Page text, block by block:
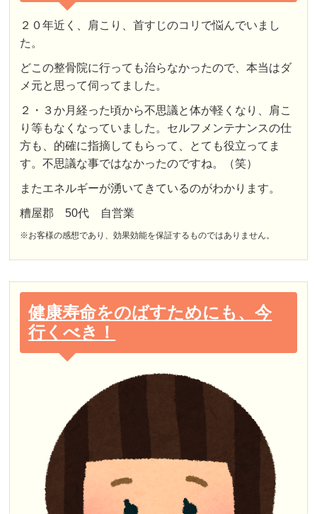
２０年近く、肩こり、首すじのコリで悩んでいまし
た。
どこの整骨院に行っても治らなかったので、本当はダ
メ元と思って伺ってました。
２・３か月経った頃から不思議と体が軽くなり、肩こ
り等もなくなっていました。セルフメンテナンスの仕
方も、的確に指摘してもらって、とても役立ってま
す。不思議な事ではなかったのですね。（笑）
またエネルギーが湧いてきているのがわかります。
糟屋郡 50代 自営業
※お客様の感想であり、効果効能を保証するものではありません。
健康寿命をのばすためにも、今
行くべき！